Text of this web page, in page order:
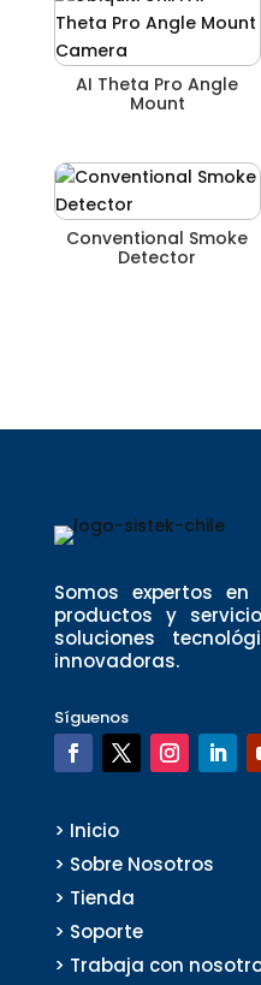
AI Theta Pro Angle
Mount
Conventional Smoke
Detector
Somos expertos
productos y
soluciones
innovadoras.
Síguenos
> Inicio
> Sobre Nosotros
> Tienda
> Soporte
> Trabaja con